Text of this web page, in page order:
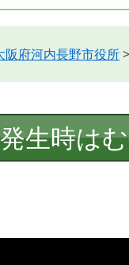
検
阪府河内長野市役所>
生時は